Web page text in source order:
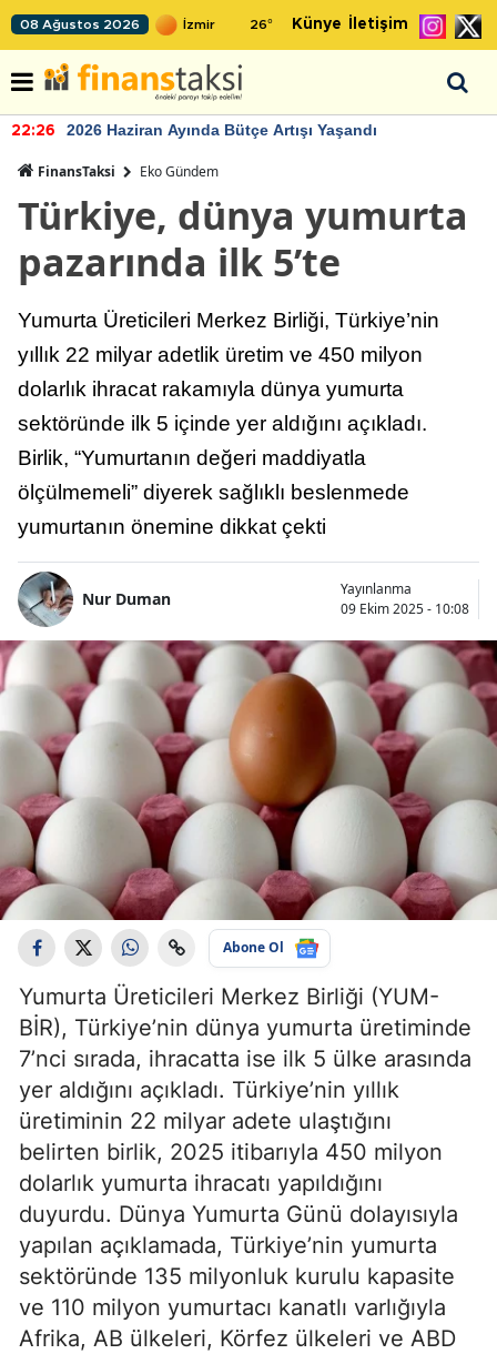
08 Ağustos 2026 26° Künye İletişim
22:26 2026 Haziran Ayında Bütçe Artışı Yaşandı
FinansTaksi Eko Gündem
Türkiye, dünya yumurta
pazarında ilk 5’te
Yumurta Üreticileri Merkez Birliği, Türkiye’nin
yıllık 22 milyar adetlik üretim ve 450 milyon
dolarlık ihracat rakamıyla dünya yumurta
sektöründe ilk 5 içinde yer aldığını açıkladı.
Birlik, “Yumurtanın değeri maddiyatla
ölçülmemeli” diyerek sağlıklı beslenmede
yumurtanın önemine dikkat çekti
Nur Duman
Yayınlanma
09 Ekim 2025 - 10:08
Abone Ol
Yumurta Üreticileri Merkez Birliği (YUM-
BİR), Türkiye’nin dünya yumurta üretiminde
7’nci sırada, ihracatta ise ilk 5 ülke arasında
yer aldığını açıkladı. Türkiye’nin yıllık
üretiminin 22 milyar adete ulaştığını
belirten birlik, 2025 itibarıyla 450 milyon
dolarlık yumurta ihracatı yapıldığını
duyurdu. Dünya Yumurta Günü dolayısıyla
yapılan açıklamada, Türkiye’nin yumurta
sektöründe 135 milyonluk kurulu kapasite
ve 110 milyon yumurtacı kanatlı varlığıyla
Afrika, AB ülkeleri, Körfez ülkeleri ve ABD